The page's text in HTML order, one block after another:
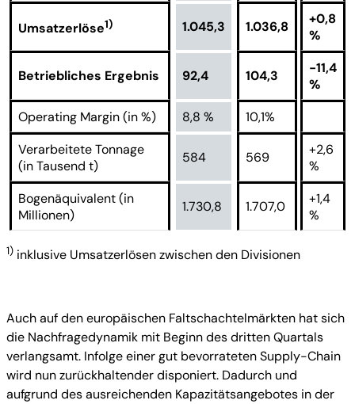
Umsatzerlöse1) 1.045,3 1.036,8
+0,8
%
Betriebliches Ergebnis 92,4 104,3
-11,4
%
Operating Margin (in %)
8,8 %
10,1%
Verarbeitete Tonnage
(in Tausend t)
584 569
+2,6
%
Bogenäquivalent (in
Millionen)
1.730,8 1.707,0
+1,4
%
1) inklusive Umsatzerlösen zwischen den Divisionen
Auch auf den europäischen Faltschachtelmärkten hat sich
die Nachfragedynamik mit Beginn des dritten Quartals
verlangsamt. Infolge einer gut bevorrateten Supply-Chain
wird nun zurückhaltender disponiert. Dadurch und
aufgrund des ausreichenden Kapazitätsangebotes in der